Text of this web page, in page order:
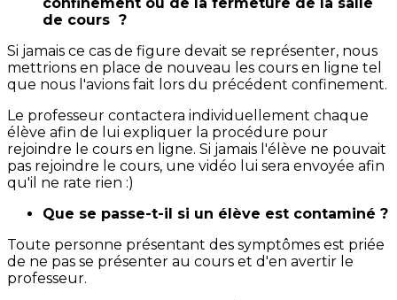
confinement ou de la fermeture de la salle
de cours ?
Si jamais ce cas de figure devait se représenter, nous
mettrions en place de nouveau les cours en ligne tel
que nous l'avions fait lors du précédent confinement.
Le professeur contactera individuellement chaque
élève afin de lui expliquer la procédure pour
rejoindre le cours en ligne. Si jamais l'élève ne pouvait
pas rejoindre le cours, une vidéo lui sera envoyée afin
qu'il ne rate rien :)
Que se passe-t-il si un élève est contaminé ?
Toute personne présentant des symptômes est priée
de ne pas se présenter au cours et d'en avertir le
professeur.